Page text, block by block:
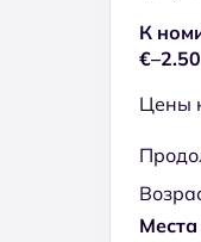
К
Цены